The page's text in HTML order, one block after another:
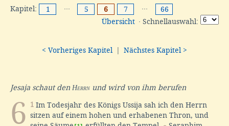
Kapitel: 1 ··· 5 6 7 ···
66
Übersicht · Schnellauswahl:
< Vorheriges Kapitel Nächstes Kapitel >
Jesaja schaut den Herrn und wird von ihm berufen
6 1 Im Todesjahr des Königs Ussija sah ich den Herrn
sitzen auf einem hohen und erhabenen Thron, und